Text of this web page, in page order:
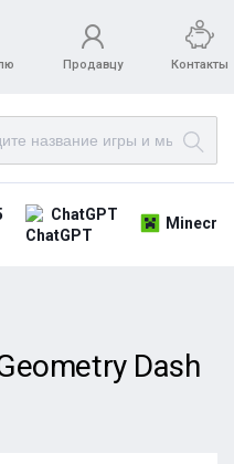
Продавцу Контакты
ChatGPT
Dash